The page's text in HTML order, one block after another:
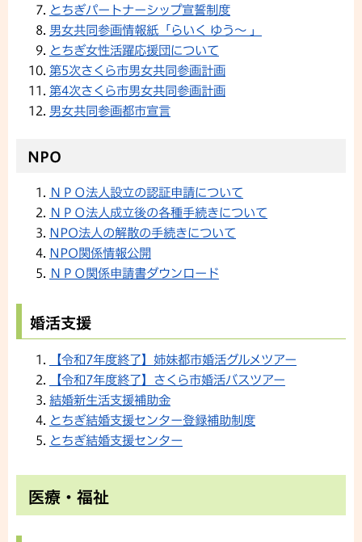
とちぎパートナーシップ宣誓制度
男女共同参画情報紙「らいく ゆう～ 」
とちぎ女性活躍応援団について
第5次さくら市男女共同参画計画
第4次さくら市男女共同参画計画
男女共同参画都市宣言
NPO
ＮＰＯ法人設立の認証申請について
ＮＰＯ法人成立後の各種手続きについて
NPO法人の解散の手続きについて
NPO関係情報公開
ＮＰＯ関係申請書ダウンロード
婚活支援
【令和7年度終了】姉妹都市婚活グルメツアー
【令和7年度終了】さくら市婚活バスツアー
結婚新生活支援補助金
とちぎ結婚支援センター登録補助制度
とちぎ結婚支援センター
医療・福祉